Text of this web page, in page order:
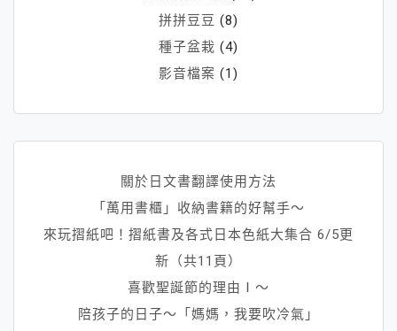
拼拼豆豆 (8)
種子盆栽 (4)
影音檔案 (1)
關於日文書翻譯使用方法
「萬用書櫃」收納書籍的好幫手～
來玩摺紙吧！摺紙書及各式日本色紙大集合 6/5更
新（共11頁）
喜歡聖誕節的理由Ⅰ～
陪孩子的日子～「媽媽，我要吹冷氣」